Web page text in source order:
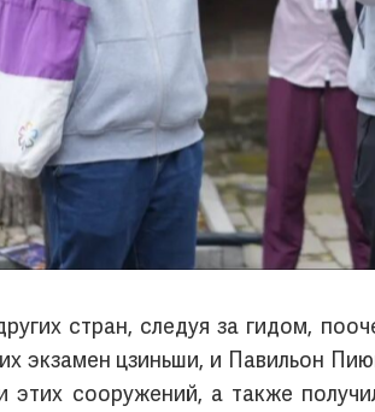
стран, следуя за гидом,
экзамен цзиньши, и Павильон
этих сооружений, а также